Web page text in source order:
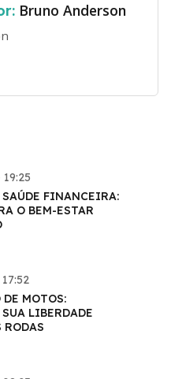
Bruno Anderson
FINANCEIRA:
O BEM-ESTAR
MOTOS:
LIBERDADE
RODAS